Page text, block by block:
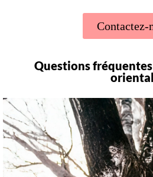
Contactez-
Questions
oriental